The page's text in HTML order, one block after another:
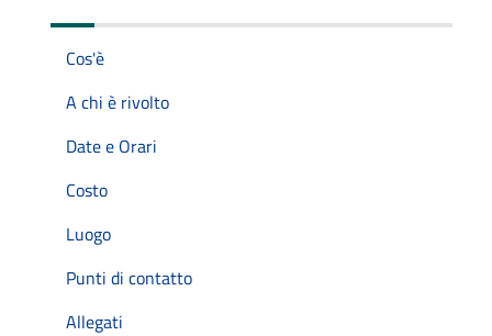
Cos'è
A chi è rivolto
Date e Orari
Costo
Luogo
Punti di contatto
Allegati